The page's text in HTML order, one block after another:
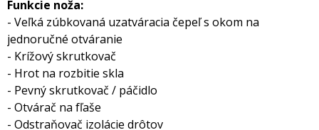
Funkcie noža:
- Veľká zúbkovaná uzatváracia čepeľ s okom na
jednoručné otváranie
- Krížový skrutkovač
- Hrot na rozbitie skla
- Pevný skrutkovač / páčidlo
- Otvárač na fľaše
- Odstraňovač izolácie drôtov